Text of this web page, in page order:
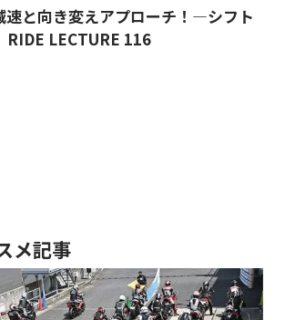
速と向き変えアプローチ！―シフト
LECTURE 116
メ記事